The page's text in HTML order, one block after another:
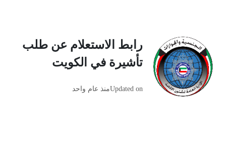
رابط الاستعلام عن طلب
تأشيرة في الكويت
Updated onمنذ عام واحد